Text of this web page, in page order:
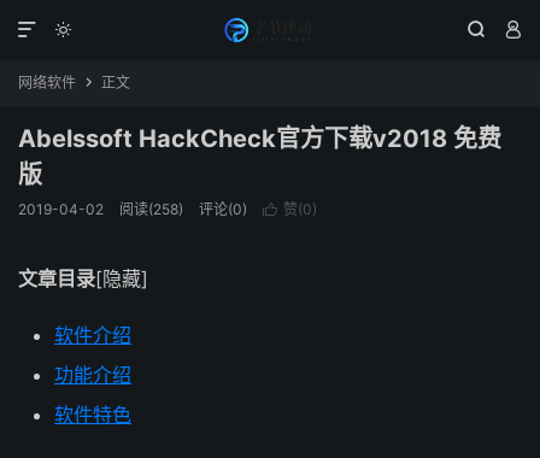
  

网络软件  正文
Abelssoft HackCheck官方下载v2018 免费
版
2019-04-02 阅读(258) 评论(0)  赞(0)
文章目录[隐藏]
软件介绍
功能介绍
软件特色